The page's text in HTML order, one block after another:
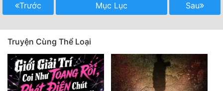
Trước Mục Lục Sau
Truyện Cùng Thể Loại